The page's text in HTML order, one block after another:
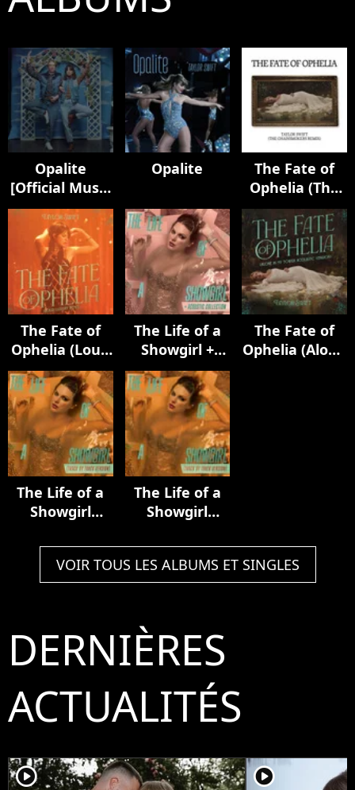
Opalite
[Official Music
Video
(Extended
Versions)]
Opalite
The Fate of
Ophelia (The
Chainsmokers
Remix)
The Fate of
Ophelia (Loud
Luxury Remix)
The Life of a
Showgirl +
Acoustic
Collection
The Fate of
Ophelia (Alone
The Life of a
Showgirl
Track Version)
The Life of a
Showgirl
Track Version)
VOIR TOUS LES ALBUMS ET SINGLES
DERNIÈRES
ACTUALITÉS
player2 player2